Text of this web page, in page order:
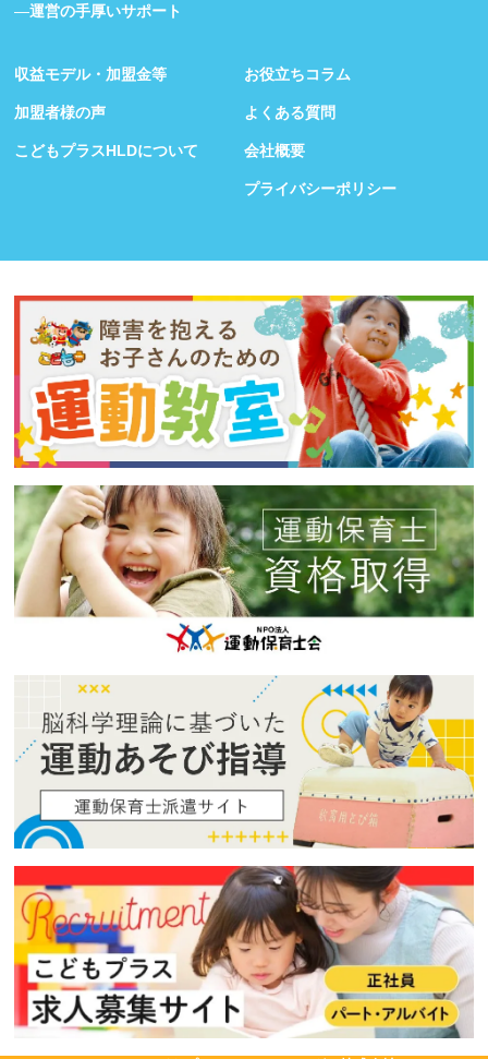
運営の手厚いサポート
収益モデル・加盟金等
加盟者様の声
こどもプラスHLDについて
お役立ちコラム
よくある質問
会社概要
プライバシーポリシー